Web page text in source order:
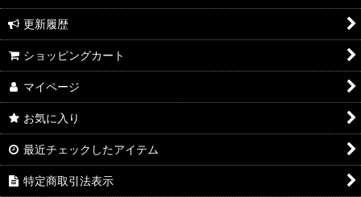
更新履歴
ショッピングカート
マイページ
お気に入り
最近チェックしたアイテム
特定商取引法表示